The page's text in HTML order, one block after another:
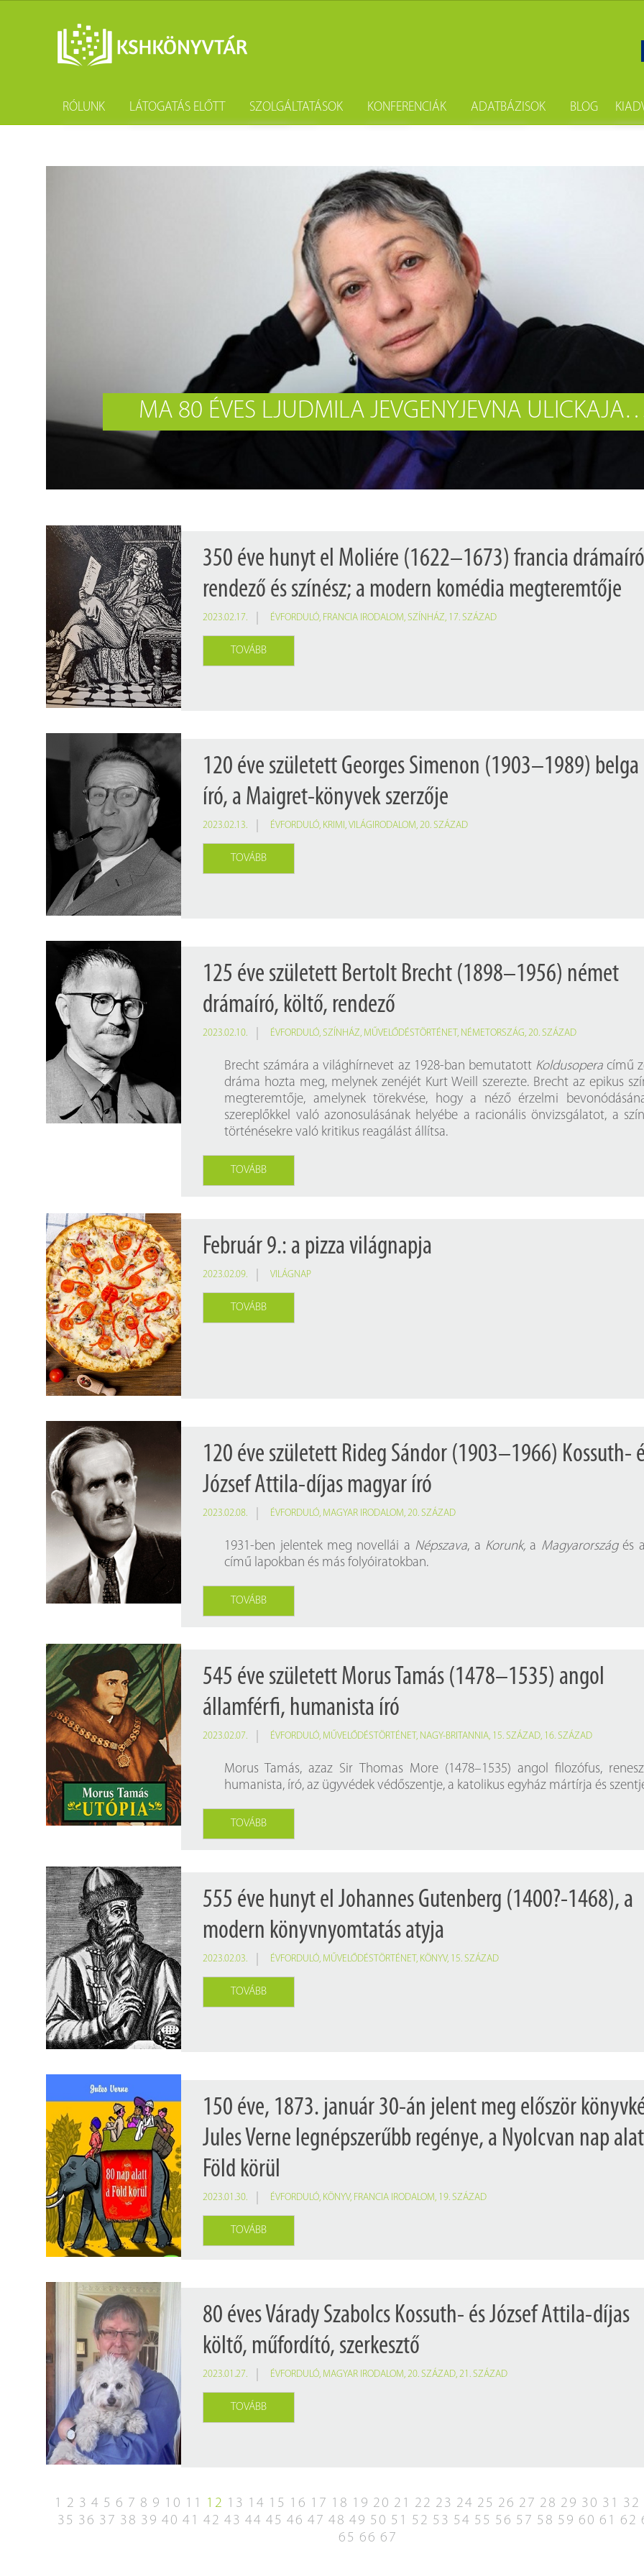
RÓLUNK
Findura Imre-díszoklevéllel kitüntetett kollégáink
Közérdekű adatok
LÁTOGATÁS ELŐTT SZOLGÁLTATÁSOK
Könyvtárközi kölcsönzés
Kötészet és sokszorosítás
Kérdezd a könyvtárost
Születésnapi csomag
KONFERENCIÁK ADATBÁZISOK
A könyvtárban elérhető külföldi
Próbahozzáférések adatbázisokhoz
BLOG
Kitekintő
Könyvtári
MA 80 ÉVES LJUDMILA JEVGENYJEVNA
350 éve hunyt el Moliére (1622–1673) francia
rendező és színész; a modern komédia megteremtője
2023.02.17. ÉVFORDULÓ, FRANCIA IRODALOM,SZÍNHÁZ, 17. SZÁZAD
TOVÁBB
120 éve született Georges Simenon (1903–1989) belga
író, a Maigret-könyvek szerzője
2023.02.13. ÉVFORDULÓ, KRIMI,VILÁGIRODALOM,20. SZÁZAD
TOVÁBB
125 éve született Bertolt Brecht (1898–1956) német
drámaíró, költő, rendező
2023.02.10. ÉVFORDULÓ,SZÍNHÁZ, MŰVELŐDÉSTÖRTÉNET, NÉMETORSZÁG,20. SZÁZAD
Brecht számára a világhírnevet az 1928-ban bemutatott Koldusoperacímű
dráma hozta meg, melynek zenéjét Kurt Weill szerezte. Brecht az epikus
megteremtője, amelynek törekvése, hogy a néző érzelmi
szereplőkkel való azonosulásának helyébe a racionális önvizsgálatot, a
történésekre való kritikus reagálást állítsa.
TOVÁBB
Február 9.: a pizza világnapja
2023.02.09. VILÁGNAP
TOVÁBB
120 éve született Rideg Sándor (1903–1966) Kossuth-
József Attila-díjas magyar író
2023.02.08. ÉVFORDULÓ, MAGYAR IRODALOM,20. SZÁZAD
1931-ben jelentek meg novellái a Népszava, a Korunk,a Magyarországés a
című lapokban és más folyóiratokban.
TOVÁBB
545 éve született Morus Tamás (1478–1535) angol
államférfi, humanista író
2023.02.07. ÉVFORDULÓ, MŰVELŐDÉSTÖRTÉNET, NAGY-BRITANNIA, 15. SZÁZAD, 16. SZÁZAD
Morus Tamás, azaz Sir Thomas More (1478–1535) angol filozófus,
humanista, író, az ügyvédek védőszentje, a katolikus egyház mártírja és
TOVÁBB
555 éve hunyt el Johannes Gutenberg (1400?-1468), a
modern könyvnyomtatás atyja
2023.02.03. ÉVFORDULÓ, MŰVELŐDÉSTÖRTÉNET, KÖNYV, 15. SZÁZAD
TOVÁBB
150 éve, 1873. január 30-án jelent meg először
Jules Verne legnépszerűbb regénye, a Nyolcvan nap
Föld körül
2023.01.30. ÉVFORDULÓ, KÖNYV, FRANCIA IRODALOM, 19. SZÁZAD
TOVÁBB
80 éves Várady Szabolcs Kossuth- és József Attila-díjas
költő, műfordító, szerkesztő
2023.01.27. ÉVFORDULÓ, MAGYAR IRODALOM,20. SZÁZAD,21. SZÁZAD
TOVÁBB
1 2 3 4 5 6 7 8 9 10 11 12 13 14 15 16 17 18 19 20 21 22 23 24 25 26 27 28 29 30 31 32
35 36 37 38 39 40 41 42 43 44 45 46 47 48 49 50 51 52 53 54 55 56 57 58 59 60 61 62
65 66 67